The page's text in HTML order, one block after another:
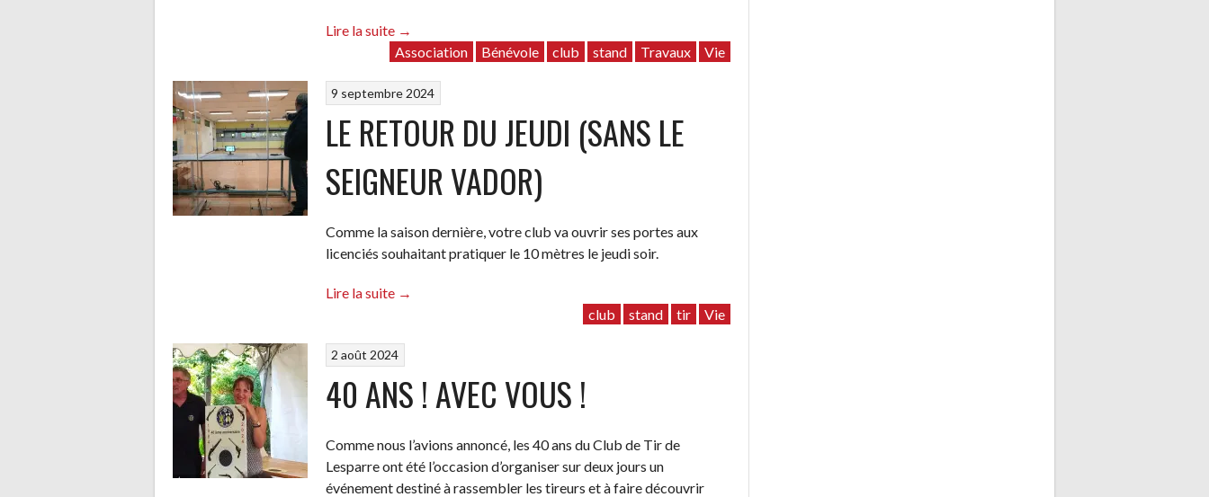
Lire la suite “Les
bénévoles,
en
→
Association
Bénévole club stand Travaux Vie
9 septembre 2024
LE RETOUR DU JEUDI (SANS LE
SEIGNEUR VADOR)
Comme la saison dernière, votre club va ouvrir ses portes aux
licenciés souhaitant pratiquer le 10 mètres le jeudi soir.
Lire la suite
“Le
Jeudi
le
Vador)”
→
club
stand tir Vie
2 août 2024
40 ANS ! AVEC VOUS !
Comme nous l’avions annoncé, les 40 ans du Club de Tir de
Lesparre ont été l’occasion d’organiser sur deux jours un
événement destiné à rassembler les tireurs et à faire découvrir